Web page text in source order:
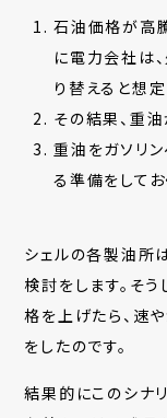
石油価格が高
に電力会社は
り替えると想
その結果、重
重油をガソリ
る準備をしてお
シェルの各製油所
検討をします。そ
格を上げたら、速
をしたのです。
結果的にこのシナ